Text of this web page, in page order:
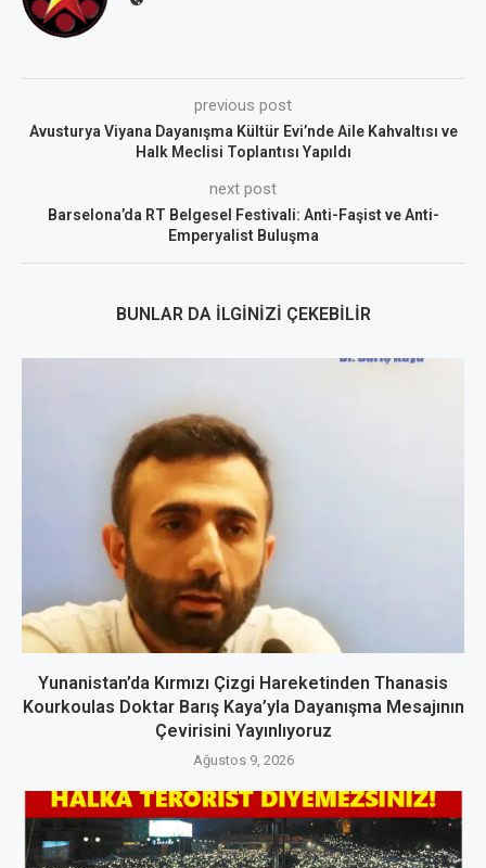
previous post
Avusturya Viyana Dayanışma Kültür Evi’nde Aile Kahvaltısı ve
Halk Meclisi Toplantısı Yapıldı
next post
Barselona’da RT Belgesel Festivali: Anti-Faşist ve Anti-
Emperyalist Buluşma
BUNLAR DA İLGINIZI ÇEKEBILIR
Yunanistan’da Kırmızı Çizgi Hareketinden Thanasis
Kourkoulas Doktar Barış Kaya’yla Dayanışma Mesajının
Çevirisini Yayınlıyoruz
Ağustos 9, 2026